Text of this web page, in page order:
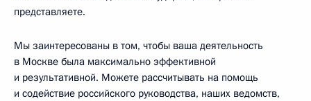
представляете.
Мы заинтересованы в том, чтобы ваша деятельность
в Москве была максимально эффективной
и результативной. Можете рассчитывать на помощь
и содействие российского руководства, наших ведомств,